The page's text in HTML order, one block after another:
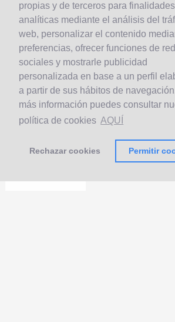
propias y de terceros para finalidades
analíticas mediante el análisis del
web, personalizar el contenido
preferencias, ofrecer funciones de
sociales y mostrarle publicidad
personalizada en base a un perfil
a partir de sus hábitos de
más información puedes consultar
política de cookies AQUÍ
Rechazar cookies Permitir